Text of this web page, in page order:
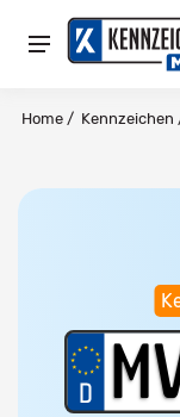
Home / Kennzeichen